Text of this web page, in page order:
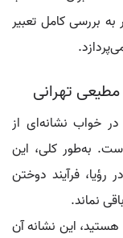
بررسی کامل تعبیر
تهرانی
خواب نشانه‌ای از
به‌طور کلی، این
رؤیا، فرآیند دوختن
نماند.
این نشانه آن